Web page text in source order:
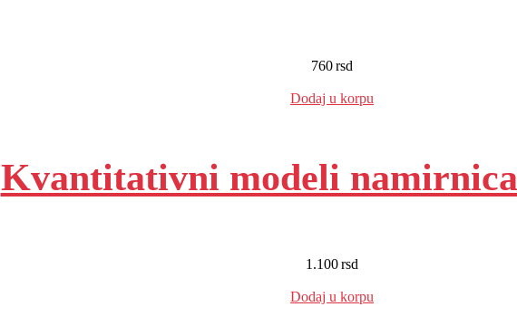
760rsd
Dodaj u korpu
Kvantitativni modeli
1.100rsd
Dodaj u korpu